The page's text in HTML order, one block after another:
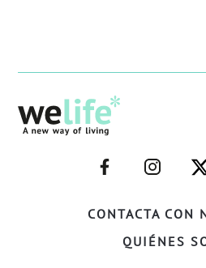
CONTACTA CON
QUIÉNES
–
FACEBOOK–
–
–